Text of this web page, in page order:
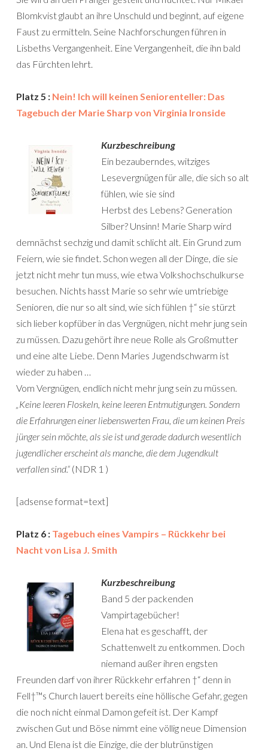
Blomkvist glaubt an ihre Unschuld und beginnt, auf eigene
Faust zu ermitteln. Seine Nachforschungen führen in
Lisbeths Vergangenheit. Eine Vergangenheit, die ihn bald
das Fürchten lehrt.
Platz 5 : Nein! Ich will keinen Seniorenteller: Das
Tagebuch der Marie Sharp von Virginia Ironside
Kurzbeschreibung
Ein bezauberndes, witziges
Lesevergnügen für alle, die sich so alt
fühlen, wie sie sind
Herbst des Lebens? Generation
Silber? Unsinn! Marie Sharp wird
demnächst sechzig und damit schlicht alt. Ein Grund zum
Feiern, wie sie findet. Schon wegen all der Dinge, die sie
jetzt nicht mehr tun muss, wie etwa Volkshochschulkurse
besuchen. Nichts hasst Marie so sehr wie umtriebige
Senioren, die nur so alt sind, wie sich fühlen †“ sie stürzt
sich lieber kopfüber in das Vergnügen, nicht mehr jung sein
zu müssen. Dazu gehört ihre neue Rolle als Großmutter
und eine alte Liebe. Denn Maries Jugendschwarm ist
wieder zu haben …
Vom Vergnügen, endlich nicht mehr jung sein zu müssen.
„Keine leeren Floskeln, keine leeren Entmutigungen. Sondern
die Erfahrungen einer liebenswerten Frau, die um keinen Preis
jünger sein möchte, als sie ist und gerade dadurch wesentlich
jugendlicher erscheint als manche, die dem Jugendkult
verfallen sind.“ (NDR 1 )
[adsense format=text]
Platz 6 : Tagebuch eines Vampirs – Rückkehr bei
Nacht von Lisa J. Smith
Kurzbeschreibung
Band 5 der packenden
Vampirtagebücher!
Elena hat es geschafft, der
Schattenwelt zu entkommen. Doch
niemand außer ihren engsten
Freunden darf von ihrer Rückkehr erfahren †“ denn in
Fell†™s Church lauert bereits eine höllische Gefahr, gegen
die noch nicht einmal Damon gefeit ist. Der Kampf
zwischen Gut und Böse nimmt eine völlig neue Dimension
an. Und Elena ist die Einzige, die der blutrünstigen